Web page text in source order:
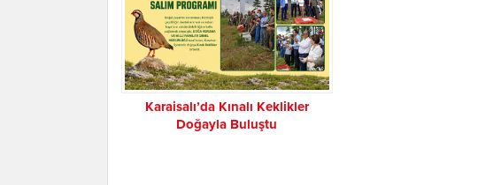
Karaisalı’da Kınalı Keklikler
Doğayla Buluştu